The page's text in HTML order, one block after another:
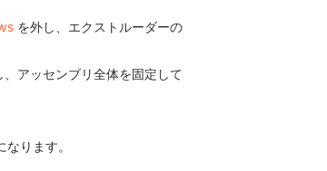
を外し、エクストルーダーの
、アッセンブリ全体を固定して
ります。